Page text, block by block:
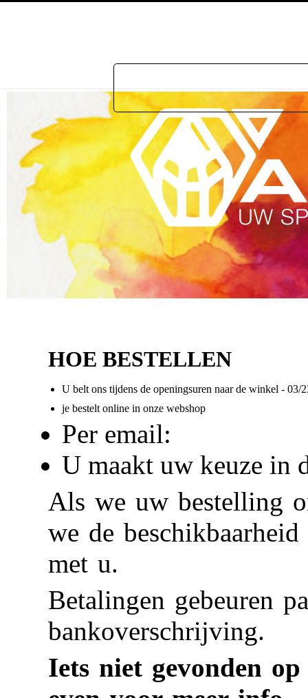
HOE BESTELLEN
U belt ons tijdens de openingsuren naar de winkel - 03/
je bestelt online in onze webshop
Per email:
U maakt uw keuze in
Als we uw bestelling
we de
met u.
Betalingen gebeuren
bankoverschrijving.
Iets niet gevonden